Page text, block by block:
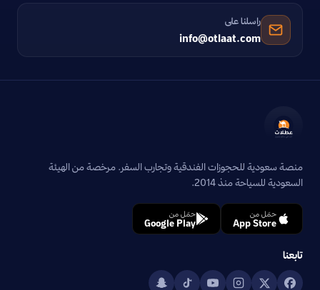
راسلنا على
info@otlaat.com
منصة سعودية للحجوزات الفندقية وتجارب السفر. مرخصة من الهيئة
السعودية للسياحة منذ 2014.
حمّل من
App Store
حمّل من
Google Play
تابعنا